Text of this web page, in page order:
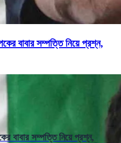
বাবার সম্পত্তি নিয়ে প্রশ্ন,
বাবার সম্পত্তি নিয়ে প্রশ্ন,